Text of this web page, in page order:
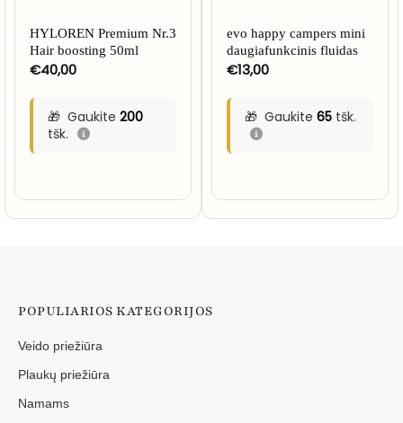
HYLOREN Premium Nr.3
Hair boosting 50ml
€40,00
Gaukite 200
tšk.
evo happy campers mini
daugiafunkcinis fluidas
€13,00
Gaukite 65tšk.
POPULIARIOS KATEGORIJOS
Veido priežiūra
Plaukų priežiūra
Namams